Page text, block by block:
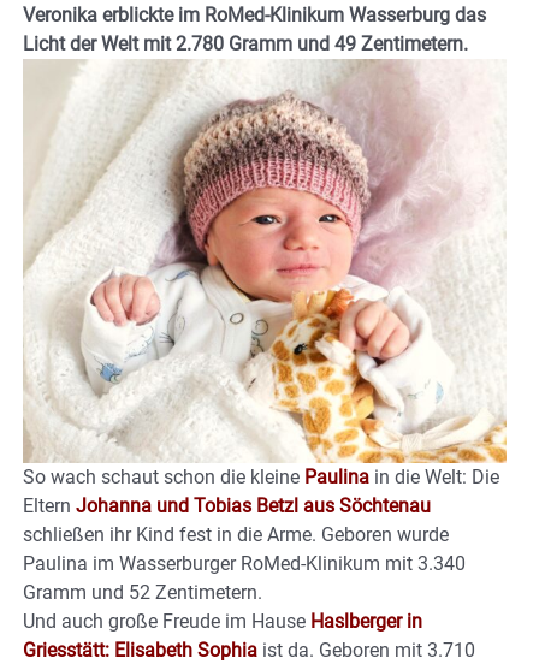
Veronika erblickte im RoMed-Klinikum Wasserburg das
Licht der Welt mit 2.780 Gramm und 49 Zentimetern.
So wach schaut schon die kleine Paulina in die Welt: Die
Eltern Johanna und Tobias Betzl aus Söchtenau
schließen ihr Kind fest in die Arme. Geboren wurde
Paulina im Wasserburger RoMed-Klinikum mit 3.340
Gramm und 52 Zentimetern.
Und auch große Freude im Hause Haslberger in
Griesstätt: Elisabeth Sophia ist da. Geboren mit 3.710